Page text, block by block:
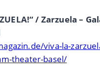
/ Zarzuela –
viva-la-
theater-basel/